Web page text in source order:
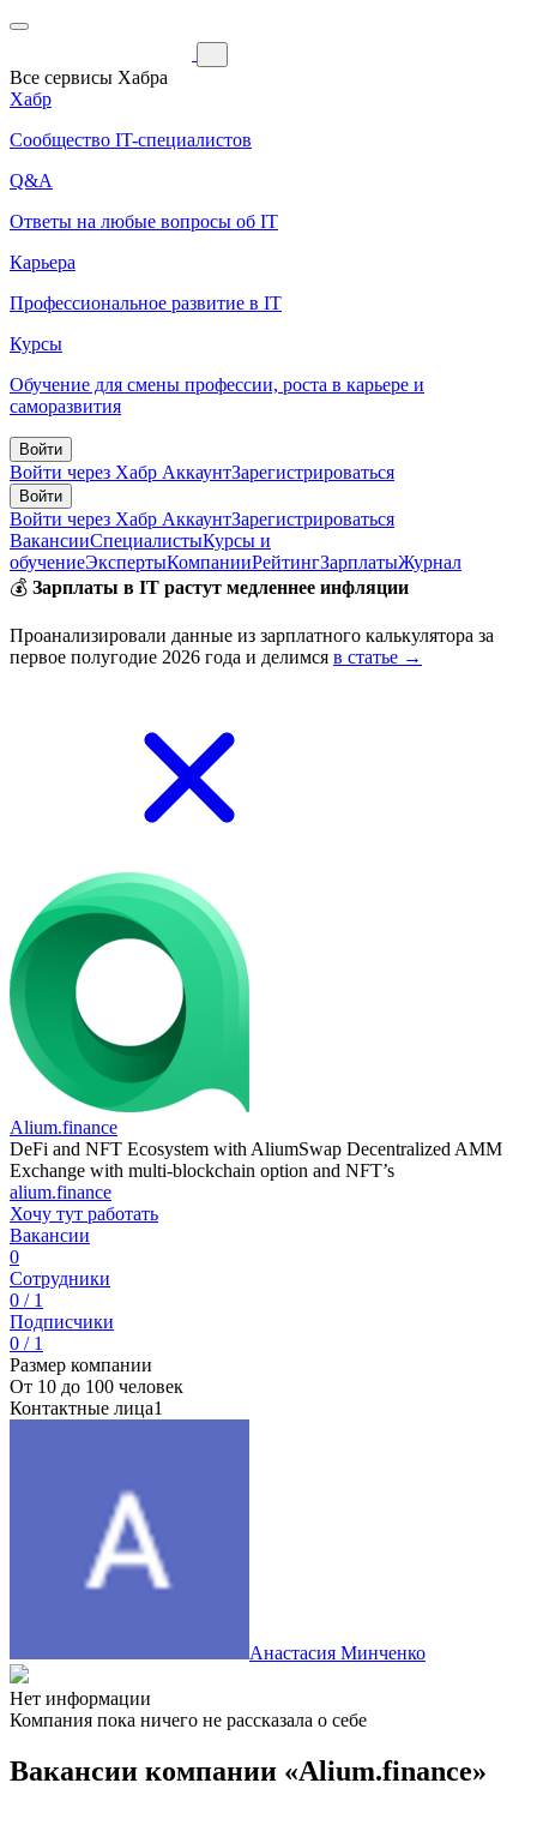
Все сервисы Хабра
Хабр
Сообщество IT-специалистов
Q&A
Ответы на любые вопросы об IT
Карьера
Профессиональное развитие в IT
Курсы
Обучение для смены профессии, роста в карьере и
саморазвития
Войти
Войти через Хабр АккаунтЗарегистрироваться
Войти
Войти через Хабр АккаунтЗарегистрироваться
ВакансииСпециалистыКурсы и
обучениеЭкспертыКомпанииРейтингЗарплатыЖурнал
💰 Зарплаты в IT растут медленнее инфляции
Проанализировали данные из зарплатного калькулятора за
первое полугодие 2026 года и делимся в статье →
Alium.finance
DeFi and NFT Ecosystem with AliumSwap Decentralized AMM
Exchange with multi-blockchain option and NFT’s
alium.finance
Хочу тут работать
Вакансии
0
Сотрудники
0 / 1
Подписчики
0 / 1
Размер компании
От 10 до 100 человек
Контактные лица1
Aнастасия Mинченко
Нет информации
Компания пока ничего не рассказала о себе
Вакансии компании «Alium.finance»